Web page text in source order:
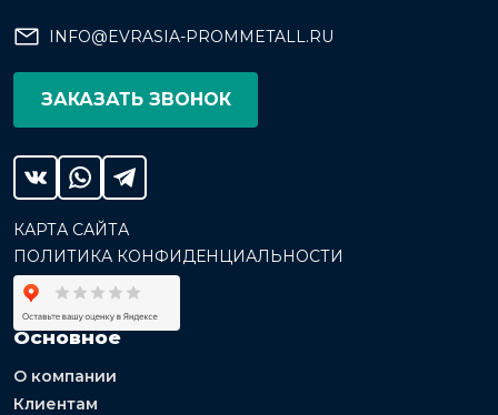
INFO@EVRASIA-PROMMETALL.RU
ЗАКАЗАТЬ ЗВОНОК
КАРТА САЙТА
ПОЛИТИКА КОНФИДЕНЦИАЛЬНОСТИ
Основное
О компании
Клиентам